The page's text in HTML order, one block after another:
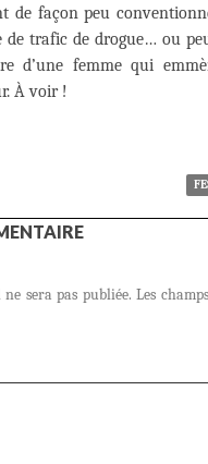
de façon peu
de trafic de drogue… ou
d’une femme qui
À voir !
sera pas publiée. Les